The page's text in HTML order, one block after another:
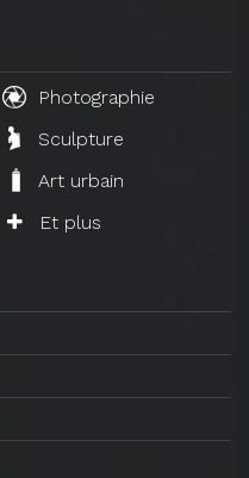
Photographie
Sculpture
Art urbain
Et plus